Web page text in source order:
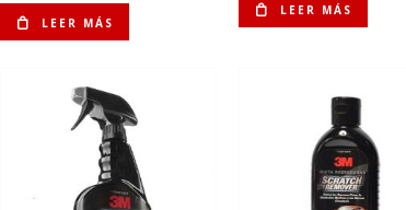
LEER MÁS
LEER MÁS